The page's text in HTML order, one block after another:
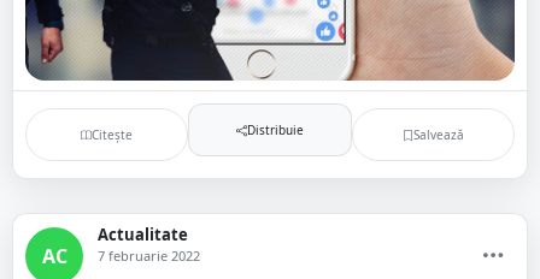
Citește Distribuie Salvează
AC
Actualitate
7 februarie 2022